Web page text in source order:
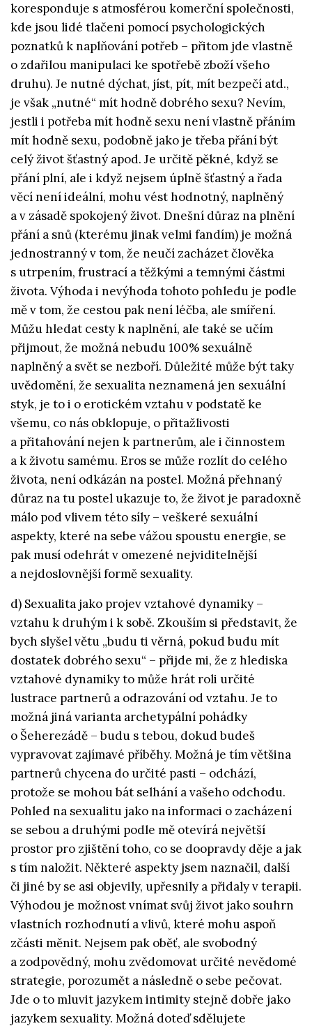
koresponduje s atmosférou komerční společnosti,
kde jsou lidé tlačeni pomocí psychologických
poznatků k naplňování potřeb – přitom jde vlastně
o zdařilou manipulaci ke spotřebě zboží všeho
druhu). Je nutné dýchat, jíst, pít, mít bezpečí atd.,
je však „nutné“ mít hodně dobrého sexu? Nevím,
jestli i potřeba mít hodně sexu není vlastně přáním
mít hodně sexu, podobně jako je třeba přání být
celý život šťastný apod. Je určitě pěkné, když se
přání plní, ale i když nejsem úplně šťastný a řada
věcí není ideální, mohu vést hodnotný, naplněný
a v zásadě spokojený život. Dnešní důraz na plnění
přání a snů (kterému jinak velmi fandím) je možná
jednostranný v tom, že neučí zacházet člověka
s utrpením, frustrací a těžkými a temnými částmi
života. Výhoda i nevýhoda tohoto pohledu je podle
mě v tom, že cestou pak není léčba, ale smíření.
Můžu hledat cesty k naplnění, ale také se učím
přijmout, že možná nebudu 100% sexuálně
naplněný a svět se nezboří. Důležité může být taky
uvědomění, že sexualita neznamená jen sexuální
styk, je to i o erotickém vztahu v podstatě ke
všemu, co nás obklopuje, o přitažlivosti
a přitahování nejen k partnerům, ale i činnostem
a k životu samému. Eros se může rozlít do celého
života, není odkázán na postel. Možná přehnaný
důraz na tu postel ukazuje to, že život je paradoxně
málo pod vlivem této síly – veškeré sexuální
aspekty, které na sebe vážou spoustu energie, se
pak musí odehrát v omezené nejviditelnější
a nejdoslovnější formě sexuality.
d) Sexualita jako projev vztahové dynamiky –
vztahu k druhým i k sobě. Zkouším si představit, že
bych slyšel větu „budu ti věrná, pokud budu mít
dostatek dobrého sexu“ – přijde mi, že z hlediska
vztahové dynamiky to může hrát roli určité
lustrace partnerů a odrazování od vztahu. Je to
možná jiná varianta archetypální pohádky
o Šeherezádě – budu s tebou, dokud budeš
vypravovat zajímavé příběhy. Možná je tím většina
partnerů chycena do určité pasti – odchází,
protože se mohou bát selhání a vašeho odchodu.
Pohled na sexualitu jako na informaci o zacházení
se sebou a druhými podle mě otevírá největší
prostor pro zjištění toho, co se doopravdy děje a jak
s tím naložit. Některé aspekty jsem naznačil, další
či jiné by se asi objevily, upřesnily a přidaly v terapii.
Výhodou je možnost vnímat svůj život jako souhrn
vlastních rozhodnutí a vlivů, které mohu aspoň
zčásti měnit. Nejsem pak oběť, ale svobodný
a zodpovědný, mohu zvědomovat určité nevědomé
strategie, porozumět a následně o sebe pečovat.
Jde o to mluvit jazykem intimity stejně dobře jako
jazykem sexuality. Možná doteď sdělujete